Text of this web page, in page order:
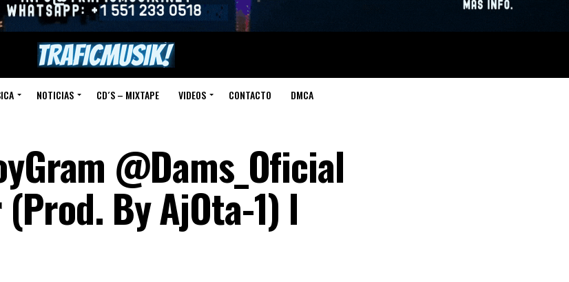
NOTICIAS CD´S – MIXTAPE VIDEOS CONTACTO DMCA
@Dams_Oficial
By AjOta-1) l